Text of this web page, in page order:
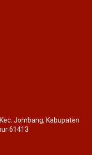
Jombang, Kabupaten
61413